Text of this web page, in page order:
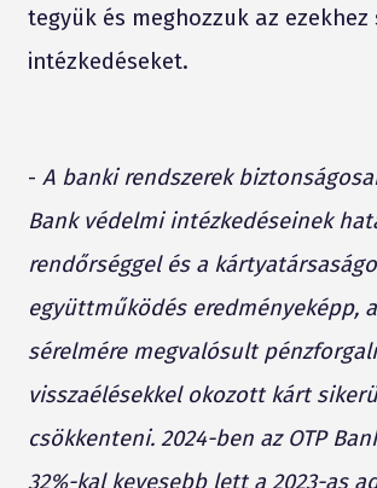
tegyük és meghozzuk az ezekhez
intézkedéseket.
- A banki rendszerek
Bank védelmi intézkedéseinek
rendőrséggel és a
együttműködés eredményeképp,
sérelmére megvalósult
visszaélésekkel okozott kárt
csökkenteni. 2024-ben az OTP
32%-kal kevesebb lett a 2023-as